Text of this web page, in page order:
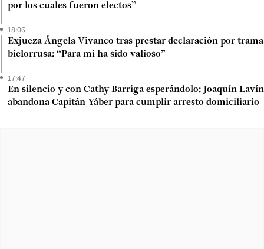
por los cuales fueron electos”
18:06
Exjueza Ángela Vivanco tras prestar declaración por trama
bielorrusa: “Para mí ha sido valioso”
17:47
En silencio y con Cathy Barriga esperándolo: Joaquín Lavín
abandona Capitán Yáber para cumplir arresto domiciliario